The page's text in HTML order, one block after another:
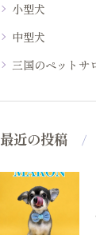
小型犬
中型犬
三国のペットサ
最近の投稿